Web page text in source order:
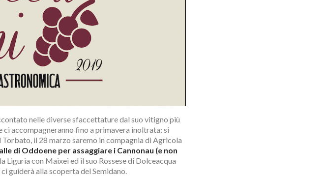
nelle diverse sfaccettature dal suo vitigno più
ci accompagneranno fino a primavera inoltrata: si
il 28 marzo saremo in compagnia di Agricola
di Oddoene per assaggiare i Cannonau (e non
Liguria con Maixei ed il suo Rossese di Dolceacqua
guiderà alla scoperta del Semidano.